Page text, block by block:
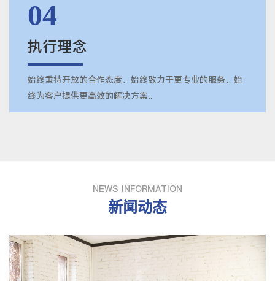
04
执行理念
始终秉持开放的合作态度、始终致力于更专业的服务、始
终为客户提供更高效的解决方案。
NEWS INFORMATION
新闻动态